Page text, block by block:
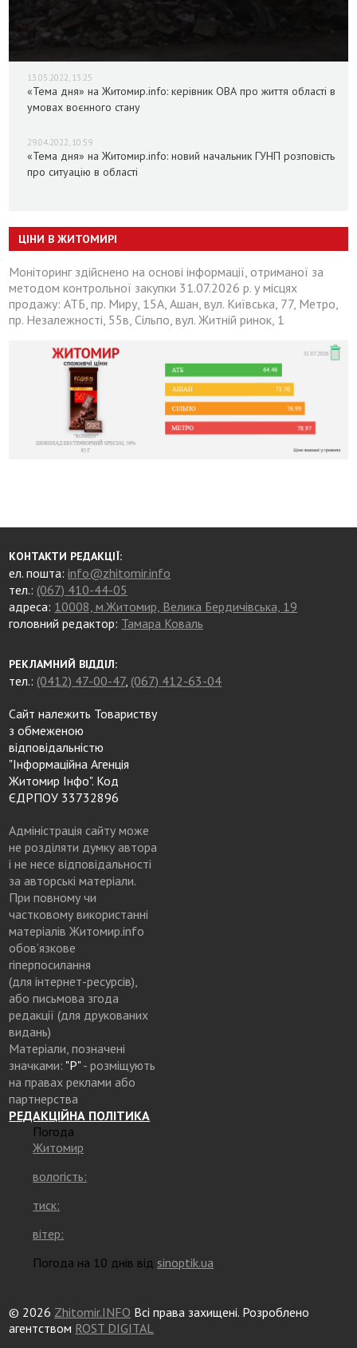
13.05.2022, 13:25
«Тема дня» на Житомир.info: керівник ОВА про життя області в
умовах воєнного стану
29.04.2022, 10:59
«Тема дня» на Житомир.info: новий начальник ГУНП розповість
про ситуацію в області
ЦІНИ В ЖИТОМИРІ
Моніторинг здійснено на основі інформації, отриманої за
методом контрольної закупки 31.07.2026 р. у місцях
продажу: АТБ, пр. Миру, 15А, Ашан, вул. Київська, 77, Метро,
пр. Незалежності, 55в, Сільпо, вул. Житній ринок, 1
КОНТАКТИ РЕДАКЦІЇ:
ел. пошта:info@zhitomir.info
тел.: (067) 410-44-05
адреса: 10008, м.Житомир, Велика Бердичівська, 19
головний редактор: Тамара Коваль
РЕКЛАМНИЙ ВІДДІЛ:
тел.: (0412) 47-00-47, (067) 412-63-04
Сайт належить Товариству
з обмеженою
відповідальністю
"Інформаційна Агенція
Житомир Інфо". Код
ЄДРПОУ 33732896
Адміністрація сайту може
не розділяти думку автора
і не несе відповідальності
за авторські матеріали.
При повному чи
частковому використанні
матеріалів Житомир.info
обов’язкове
гіперпосилання
(для інтернет-ресурсів),
або письмова згода
редакції (для друкованих
видань)
Матеріали, позначені
значками: "Р"- розміщують
на правах реклами або
партнерства
РЕДАКЦІЙНА ПОЛІТИКА
Погода
Житомир
вологість:
тиск:
вітер:
Погода на 10 днів від sinoptik.ua
© 2026 Zhitomir.INFO Всі права захищені. Розроблено
агентством ROST DIGITAL